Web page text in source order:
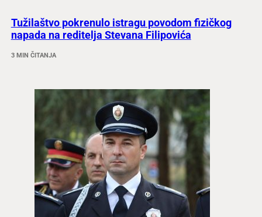
Tužilaštvo pokrenulo istragu povodom fizičkog
napada na reditelja Stevana Filipovića
3 MIN ČITANJA